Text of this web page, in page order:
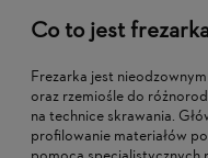
Co to jest
Frezarka jest
oraz rzemiośle do
na technice skrawania.
profilowanie materiałów